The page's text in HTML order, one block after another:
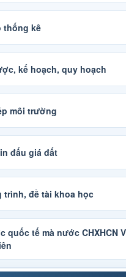
thống kê
kế hoạch, quy hoạch
môi trường
đấu giá đất
trình, đề tài khoa học
quốc tế mà nước CHXHCN